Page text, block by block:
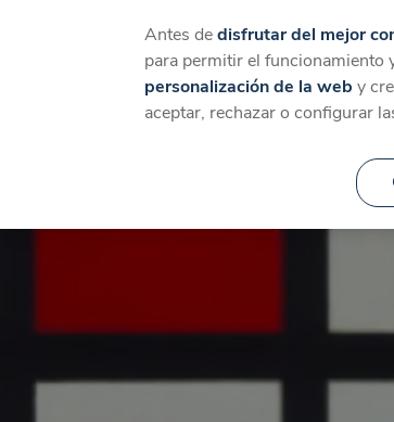
Catálogo
Antes dedisfrutar del mejor
para permitir el funcionamiento
personalización de la web y
aceptar, rechazar o configurar